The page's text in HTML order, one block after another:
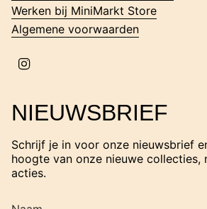
Werken bij MiniMarkt Store
Algemene voorwaarden
g
a
m
NIEUWSBRIEF
Schrijf je in voor onze nieuwsbrief
hoogte van onze nieuwe collecties,
acties.